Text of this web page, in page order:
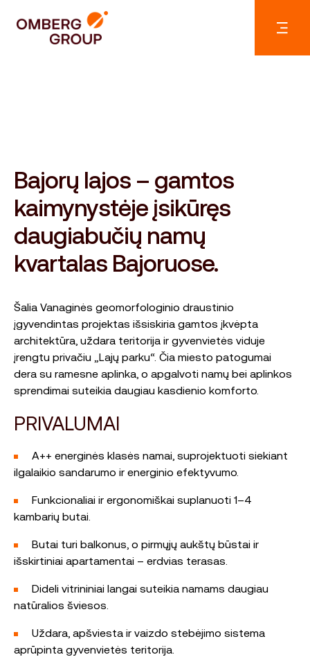
Bajorų lajos – gamtos
kaimynystėje įsikūręs
daugiabučių namų
kvartalas Bajoruose.
Šalia Vanaginės geomorfologinio draustinio
įgyvendintas projektas išsiskiria gamtos įkvėpta
architektūra, uždara teritorija ir gyvenvietės viduje
įrengtu privačiu „Lajų parku“. Čia miesto patogumai
dera su ramesne aplinka, o apgalvoti namų bei aplinkos
sprendimai suteikia daugiau kasdienio komforto.
PRIVALUMAI
A++ energinės klasės namai, suprojektuoti siekiant
ilgalaikio sandarumo ir energinio efektyvumo.
Funkcionaliai ir ergonomiškai suplanuoti 1–4
kambarių butai.
Butai turi balkonus, o pirmųjų aukštų būstai ir
išskirtiniai apartamentai – erdvias terasas.
Dideli vitrininiai langai suteikia namams daugiau
natūralios šviesos.
Uždara, apšviesta ir vaizdo stebėjimo sistema
aprūpinta gyvenvietės teritorija.